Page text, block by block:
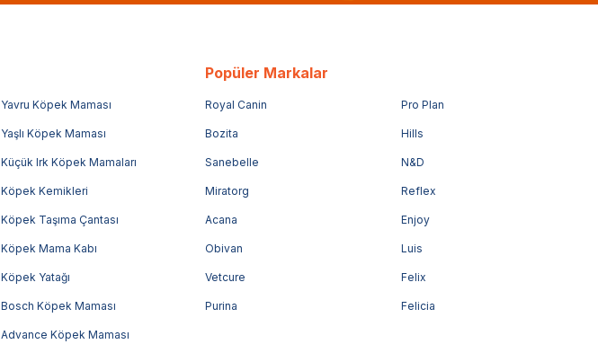
Yavru Köpek Maması
Yaşlı Köpek Maması
Küçük Irk Köpek Mamaları
Köpek Kemikleri
Köpek Taşıma Çantası
Köpek Mama Kabı
Köpek Yatağı
Bosch Köpek Maması
Advance Köpek Maması
Popüler Markalar
Royal Canin Pro Plan
Bozita Hills
Sanebelle N&D
Miratorg Reflex
Acana Enjoy
Obivan Luis
Vetcure Felix
Purina Felicia